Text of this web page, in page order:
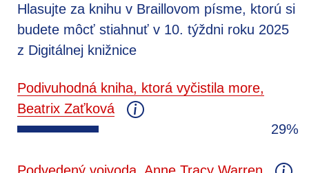
Hlasujte za knihu v Braillovom písme, ktorú si
budete môcť stiahnuť v 10. týždni roku 2025
z Digitálnej knižnice
Podivuhodná kniha, ktorá vyčistila more,
Beatrix Zaťková
29%
Podvedený vojvoda, Anne Tracy Warren